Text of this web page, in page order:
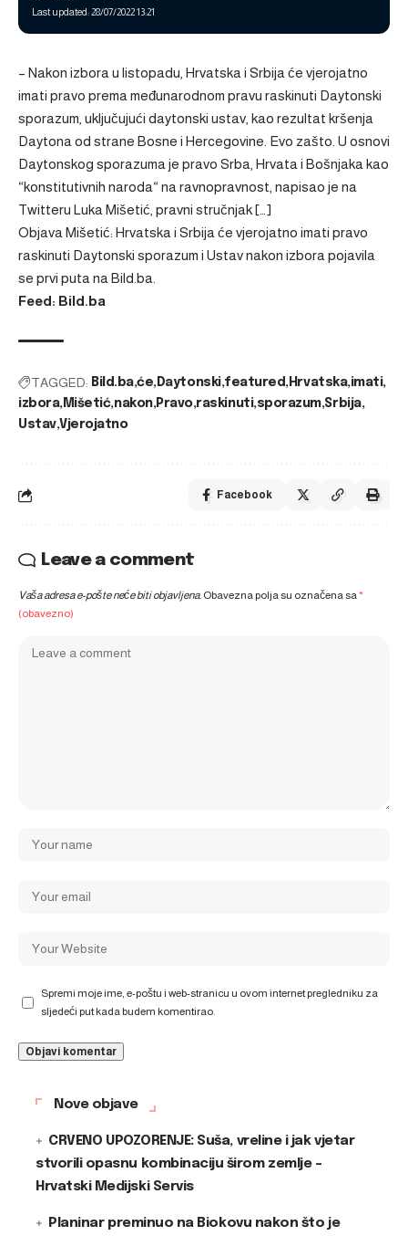
Last updated: 28/07/2022 13:21
– Nakon izbora u listopadu, Hrvatska i Srbija će vjerojatno
imati pravo prema međunarodnom pravu raskinuti Daytonski
sporazum, uključujući daytonski ustav, kao rezultat kršenja
Daytona od strane Bosne i Hercegovine. Evo zašto. U osnovi
Daytonskog sporazuma je pravo Srba, Hrvata i Bošnjaka kao
“konstitutivnih naroda“ na ravnopravnost, napisao je na
Twitteru Luka Mišetić, pravni stručnjak […]
Objava Mišetić: Hrvatska i Srbija će vjerojatno imati pravo
raskinuti Daytonski sporazum i Ustav nakon izbora pojavila
se prvi puta na Bild.ba
Feed: Bild.ba
TAGGED: Bild.ba će Daytonski featured Hrvatska imati
izbora Mišetić nakon Pravo raskinuti sporazum Srbija
Ustav Vjerojatno
Facebook
Leave a comment
Vaša adresa e-pošte neće biti objavljena. Obavezna polja su označena sa*
(obavezno)
Spremi moje ime, e-poštu i web-stranicu u ovom internet pregledniku za
sljedeći put kada budem komentirao.
Nove objave
CRVENO UPOZORENJE: Suša, vreline i jak vjetar
stvorili opasnu kombinaciju širom zemlje –
Hrvatski Medijski Servis
Planinar preminuo na Biokovu nakon što je